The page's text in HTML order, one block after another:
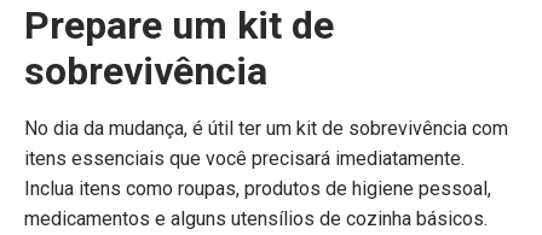
Prepare um kit de
sobrevivência
No dia da mudança, é útil ter um kit de sobrevivência com
itens essenciais que você precisará imediatamente.
Inclua itens como roupas, produtos de higiene pessoal,
medicamentos e alguns utensílios de cozinha básicos.